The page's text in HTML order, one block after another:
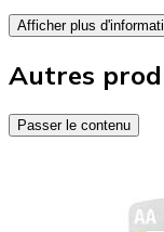
Afficher plus
Autres
Passer le contenu